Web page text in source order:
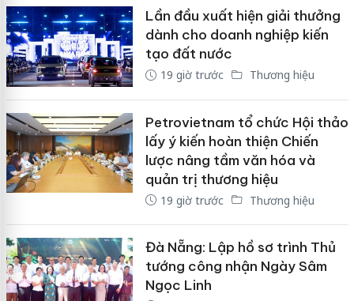
Lần đầu xuất hiện giải thưởng
dành cho doanh nghiệp kiến
tạo đất nước
19 giờ trước Thương hiệu
Petrovietnam tổ chức Hội thảo
lấy ý kiến hoàn thiện Chiến
lược nâng tầm văn hóa và
quản trị thương hiệu
19 giờ trước Thương hiệu
Đà Nẵng: Lập hồ sơ trình Thủ
tướng công nhận Ngày Sâm
Ngọc Linh